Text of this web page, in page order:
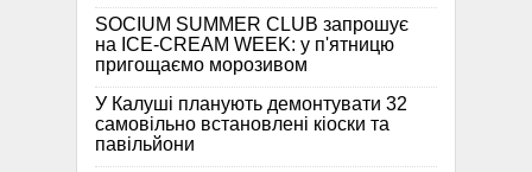
SOCIUM SUMMER CLUB запрошує
на ICE-CREAM WEEK: у п'ятницю
пригощаємо морозивом
У Калуші планують демонтувати 32
самовільно встановлені кіоски та
павільйони